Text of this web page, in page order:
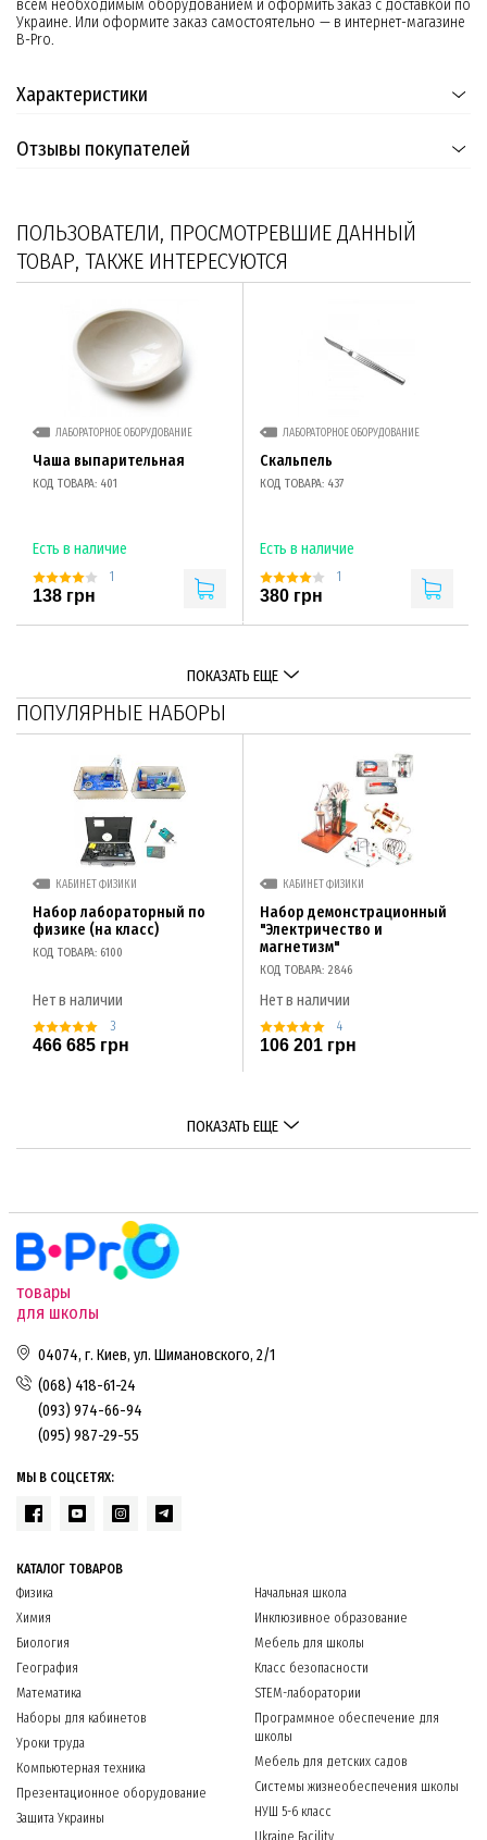
всем необходимым оборудованием и оформить заказ с доставкой по
Украине. Или оформите заказ самостоятельно — в интернет-магазине
B-Pro.
Характеристики
Отзывы покупателей
ПОЛЬЗОВАТЕЛИ, ПРОСМОТРЕВШИЕ ДАННЫЙ
ТОВАР, ТАКЖЕ ИНТЕРЕСУЮТСЯ
ЛАБОРАТОРНОЕ ОБОРУДОВАНИЕ
Чаша выпарительная
КОД ТОВАРА: 401
Есть в наличие
1
138 грн
ЛАБОРАТОРНОЕ ОБОРУДОВАНИЕ
Скальпель
КОД ТОВАРА: 437
Есть в наличие
1
380 грн
ПОКАЗАТЬ ЕЩЕ
ПОПУЛЯРНЫЕ НАБОРЫ
КАБИНЕТ ФИЗИКИ
Набор лабораторный по
физике (на класс)
КОД ТОВАРА: 6100
Нет в наличии
3
466 685 грн
КАБИНЕТ ФИЗИКИ
Набор демонстрационный
"Электричество и
магнетизм"
КОД ТОВАРА: 2846
Нет в наличии
4
106 201 грн
ПОКАЗАТЬ ЕЩЕ
товары
для школы
04074, г. Киев, ул. Шимановского, 2/1
(068) 418-61-24
(093) 974-66-94
(095) 987-29-55
МЫ В СОЦСЕТЯХ:
КАТАЛОГ ТОВАРОВ
Физика
Химия
Биология
География
Математика
Наборы для кабинетов
Уроки труда
Компьютерная техника
Презентационное оборудование
Защита Украины
Начальная школа
Инклюзивное образование
Мебель для школы
Класс безопасности
STEM-лаборатории
Программное обеспечение для
школы
Мебель для детских садов
Системы жизнеобеспечения школы
НУШ 5-6 класс